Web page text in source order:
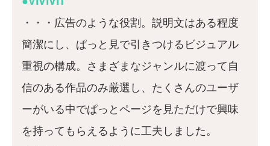
・・・広告のような役割。説明文はある程度
簡潔にし、ぱっと見で引きつけるビジュアル
重視の構成。さまざまなジャンルに渡って自
信のある作品のみ厳選し、たくさんのユーザ
ーがいる中でぱっとページを見ただけで興味
を持ってもらえるように工夫しました。